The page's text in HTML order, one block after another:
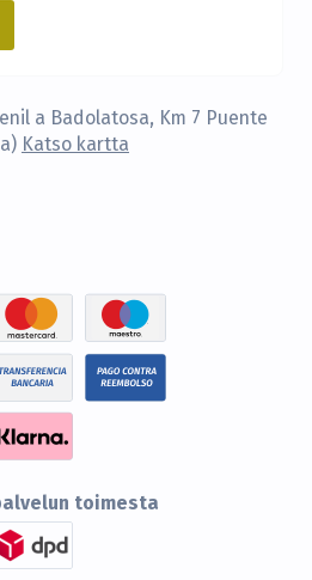
a Badolatosa, Km 7 Puente
Katso kartta
toimesta